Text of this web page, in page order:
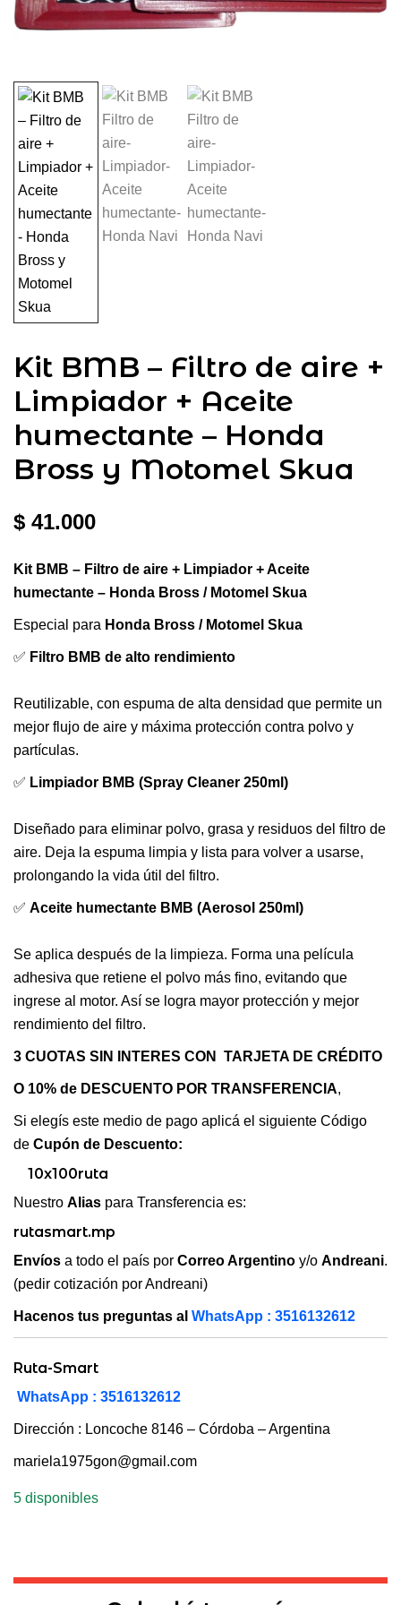
Kit BMB – Filtro de aire +
Limpiador + Aceite
humectante – Honda
Bross y Motomel Skua
$ 41.000
Kit BMB – Filtro de aire + Limpiador + Aceite
humectante – Honda Bross / Motomel Skua
Especial para Honda Bross / Motomel Skua
✅ Filtro BMB de alto rendimiento
Reutilizable, con espuma de alta densidad que permite un
mejor flujo de aire y máxima protección contra polvo y
partículas.
✅ Limpiador BMB (Spray Cleaner 250ml)
Diseñado para eliminar polvo, grasa y residuos del filtro de
aire. Deja la espuma limpia y lista para volver a usarse,
prolongando la vida útil del filtro.
✅ Aceite humectante BMB (Aerosol 250ml)
Se aplica después de la limpieza. Forma una película
adhesiva que retiene el polvo más fino, evitando que
ingrese al motor. Así se logra mayor protección y mejor
rendimiento del filtro.
3 CUOTAS SIN INTERES CON TARJETA DE CRÉDITO
O 10% de DESCUENTO POR TRANSFERENCIA,
Si elegís este medio de pago aplicá el siguiente Código
de Cupón de Descuento:
10x100ruta
Nuestro Alias para Transferencia es:
rutasmart.mp
Envíos a todo el país por Correo Argentino y/o Andreani.
(pedir cotización por Andreani)
Hacenos tus preguntas al WhatsApp : 3516132612
Ruta-Smart
WhatsApp : 3516132612
Dirección : Loncoche 8146 – Córdoba – Argentina
mariela1975gon@gmail.com
5 disponibles